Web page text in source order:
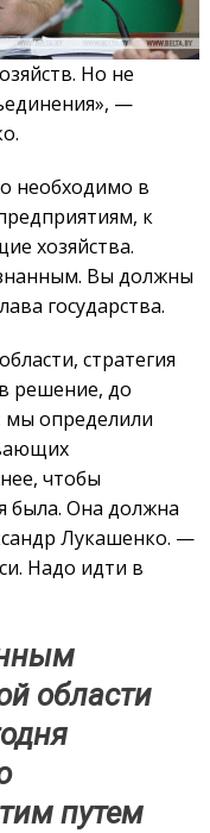
Но не
—
необходимо в
к
хозяйства.
Вы должны
государства.
стратегия
решение, до
определили
чтобы
была. Она должна
Лукашенко. —
Надо идти в
области
путем